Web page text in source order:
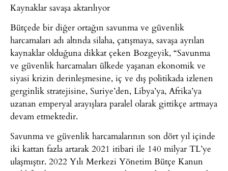
Kaynaklar savaşa aktarılıyor
Bütçede bir diğer ortağın savunma ve güvenlik
harcamaları adı altında silaha, çatışmaya, savaşa ayrılan
kaynaklar olduğuna dikkat çeken Bozgeyik, “Savunma
ve güvenlik harcamaları ülkede yaşanan ekonomik ve
siyasi krizin derinleşmesine, iç ve dış politikada izlenen
gerginlik stratejisine, Suriye’den, Libya’ya, Afrika’ya
uzanan emperyal arayışlara paralel olarak gittikçe artmaya
devam etmektedir.
Savunma ve güvenlik harcamalarının son dört yıl içinde
iki kattan fazla artarak 2021 itibari ile 140 milyar TL’ye
ulaşmıştır. 2022 Yılı Merkezi Yönetim Bütçe Kanun